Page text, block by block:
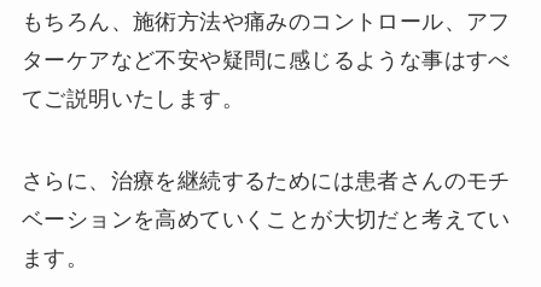
もちろん、施術方法や痛みのコントロール、アフ
ターケアなど不安や疑問に感じるような事はすべ
てご説明いたします。
さらに、治療を継続するためには患者さんのモチ
ベーションを高めていくことが大切だと考えてい
ます。